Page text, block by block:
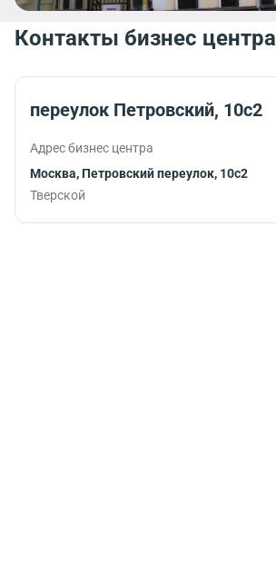
Контакты бизнес центра
переулок Петровский, 10с2
Адрес бизнес центра
Москва, Петровский переулок, 10с2
Тверской